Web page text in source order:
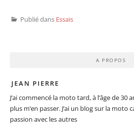
Publié dans Essais
A PROPOS
JEAN PIERRE
J’ai commencé la moto tard, à l’âge de 30
plus m’en passer. J’ai un blog sur la moto
passion avec les autres